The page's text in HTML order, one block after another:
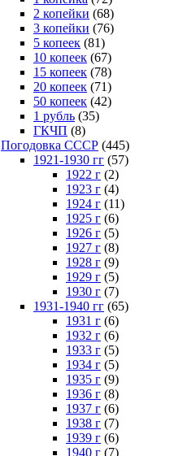
2 копейки (68)
3 копейки (76)
5 копеек (81)
10 копеек (67)
15 копеек (78)
20 копеек (71)
50 копеек (42)
1 рубль (35)
ГКЧП (8)
Погодовка СССР (445)
1921-1930 гг (57)
1922 г (2)
1923 г (4)
1924 г (11)
1925 г (6)
1926 г (5)
1927 г (8)
1928 г (9)
1929 г (5)
1930 г (7)
1931-1940 гг (65)
1931 г (6)
1932 г (6)
1933 г (5)
1934 г (5)
1935 г (9)
1936 г (8)
1937 г (6)
1938 г (7)
1939 г (6)
1940 г (7)